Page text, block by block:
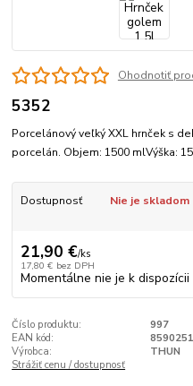
Ohodnotiť
5352
Porcelánový veľký XXL hrnček s
porcelán. Objem: 1500 mlVýška:
Dostupnosť Nie je skladom
21,90 €/ks
17,80 € bez DPH
Momentálne nie je k dispozícii
Číslo produktu:
997
EAN kód:
Výrobca:
THUN
Strážiť cenu / dostupnosť